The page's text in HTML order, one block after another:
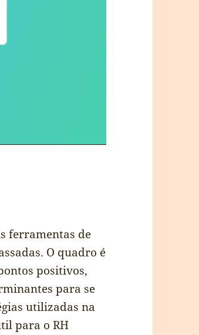
ferramentas de
O quadro é
positivos,
para se
utilizadas na
para o RH